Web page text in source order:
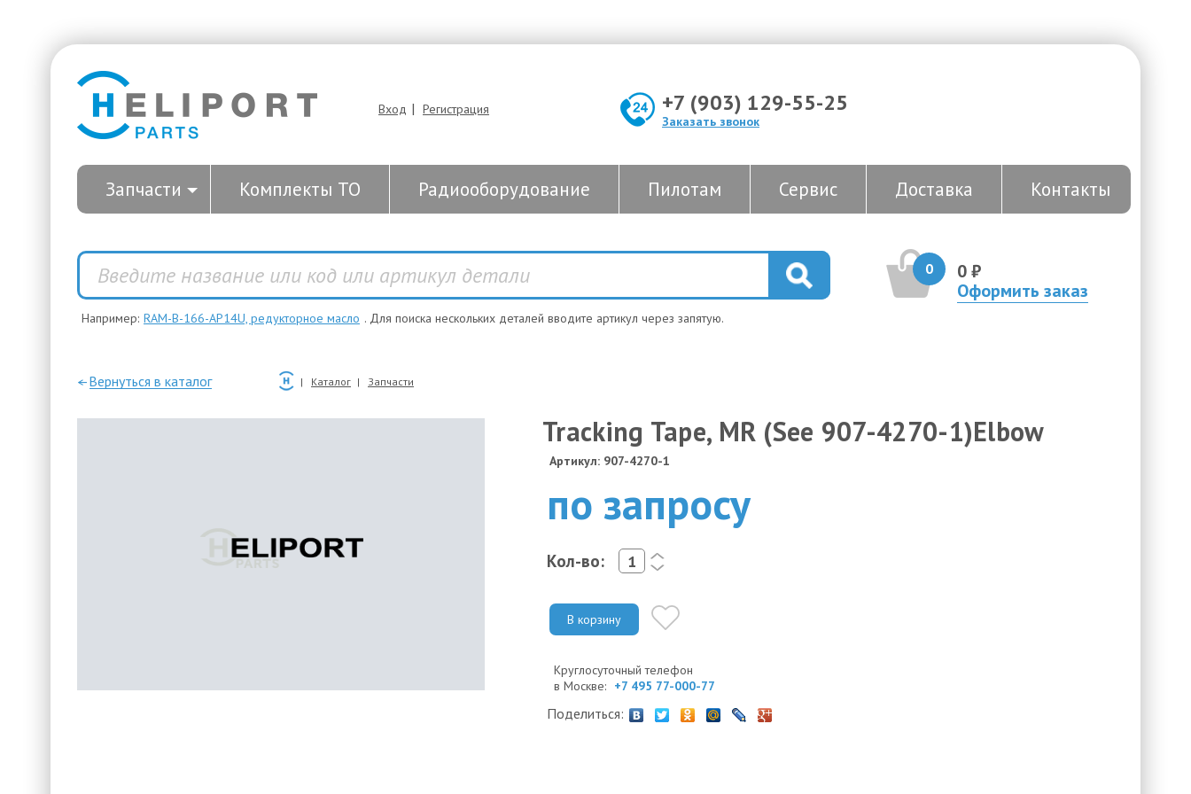
Вход | Регистрация +7 (903) 129-55-25
Заказать звонок
Запчасти Комплекты ТО Радиооборудование Пилотам Сервис Доставка Контакты
0
0 ₽
Оформить заказ
Например: RAM-B-166-AP14U, редукторное масло . Для поиска нескольких деталей вводите артикул через запятую.
—Вернуться в каталог Каталог Запчасти
Tracking Tape, MR (See 907-4270-1)Elbow
Артикул: 907-4270-1
по запросу
Кол-во:
<
>
В корзину
Круглосуточный телефон
в Москве: +7 495 77-000-77
Поделиться: